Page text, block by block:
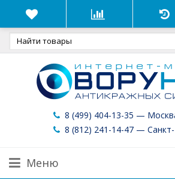
8 (499) 404-13-35 —
8 (812) 241-14-47 —
Меню